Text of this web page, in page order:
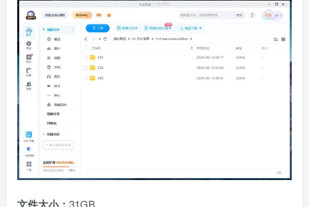
文件大小： 31GB